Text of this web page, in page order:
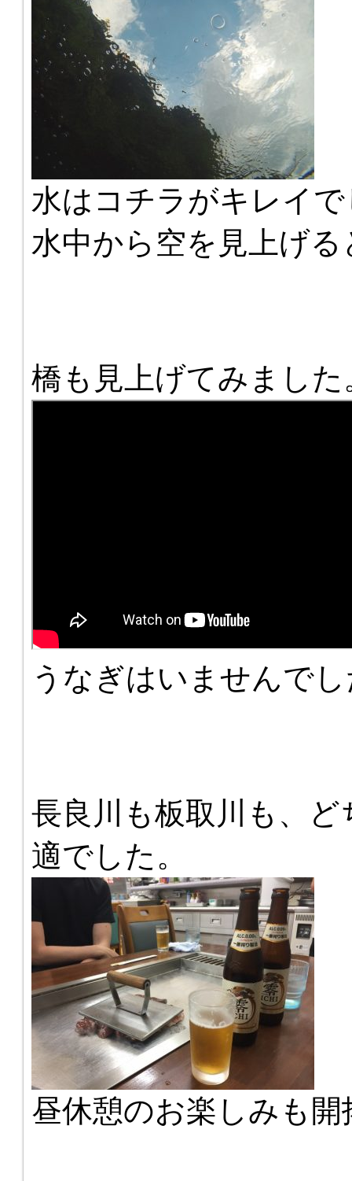
水はコチラがキレイ
水中から空を見上げ
橋も見上げてみました
うなぎはいませんで
長良川も板取川も、
適でした。
昼休憩のお楽しみも開